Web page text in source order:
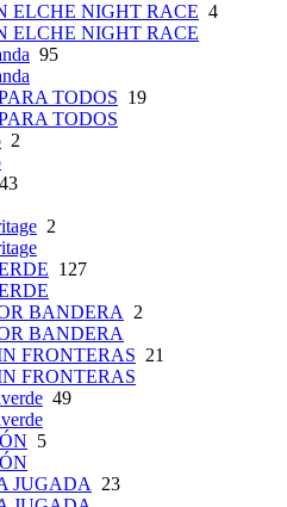
ELCHE NIGHT RACE 4
ELCHE NIGHT RACE
95
TODOS 19
TODOS
2
43
2
127
BANDERA
2
BANDERA
FRONTERAS 21
FRONTERAS
49
5
JUGADA
23